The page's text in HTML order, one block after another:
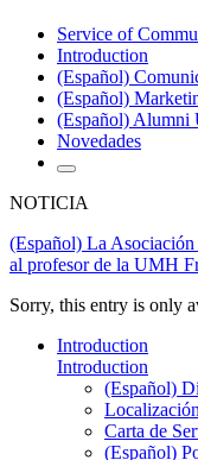
Service of
Introduction
(Español)
(Español)
(Español) Alumni
Novedades
NOTICIA
(Español) La
al profesor de la UMH
Sorry, this entry is only
Introduction
Introduction
(Español)
Localización
Carta de
(Español)